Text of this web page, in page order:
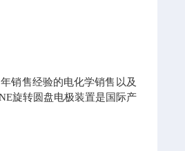
销售经验的电化学销售以及
旋转圆盘电极装置是国际产